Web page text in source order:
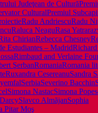
Judeţean de Cultură
CulturalPremiul
Radu AndriescuRadu
Raluca NeaguRasa Yatra
ChirianRebecca Chesney
Estudiantes – Madrid
Rimbaud and Verlaine
ŞerbanRomaniaRomania
Ruxandra CesereanuSandra
SerbiaSeverino Bacchin
Simona NastacSimona
Slavco AlmăjanSophia
Pitar Moş